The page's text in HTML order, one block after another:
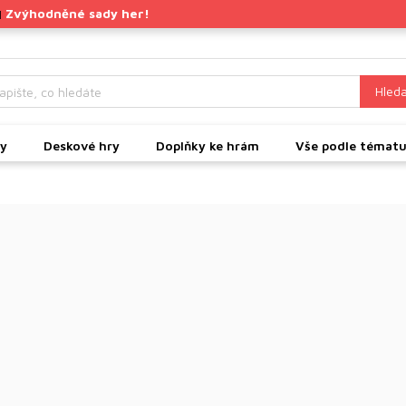
| Zvýhodněné sady her!
Deskové hry Doplňky ke hrám Vše podle tématu